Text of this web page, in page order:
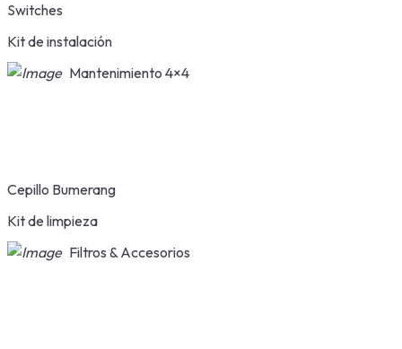
Switches
Kit de instalación
Mantenimiento 4×4
Cepillo Bumerang
Kit de limpieza
Filtros & Accesorios